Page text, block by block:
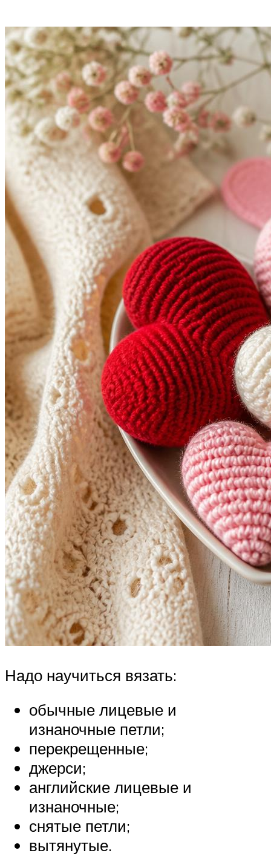
Надо научиться вязать:
обычные лицевые и
изнаночные петли;
перекрещенные;
джерси;
английские лицевые и
изнаночные;
снятые петли;
вытянутые.